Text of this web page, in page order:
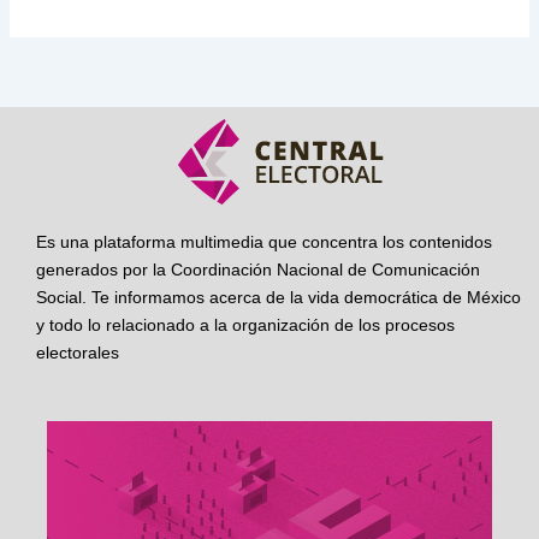
Es una plataforma multimedia que concentra los contenidos
generados por la Coordinación Nacional de Comunicación
Social. Te informamos acerca de la vida democrática de México
y todo lo relacionado a la organización de los procesos
electorales